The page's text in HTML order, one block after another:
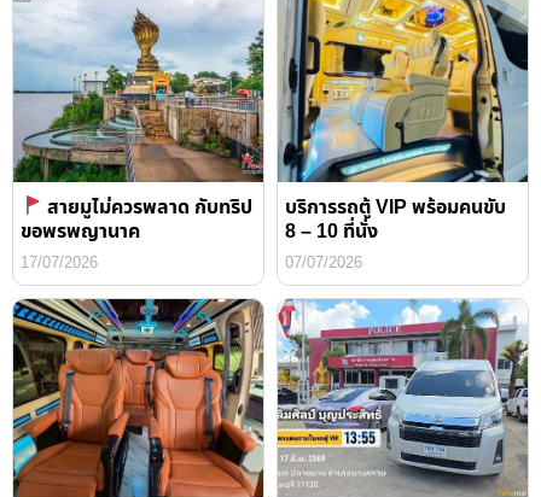
สายมูไม่ควรพลาด กับทริป
ขอพรพญานาค
17/07/2026
บริการรถตู้ VIP พร้อมคนขับ
8 – 10 ที่นั่ง
07/07/2026